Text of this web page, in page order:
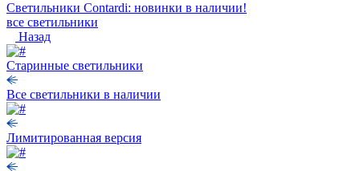
Светильники Contardi: новинки в наличии!
все светильники
Назад
Старинные светильники
Все светильники в наличии
Лимитированная версия